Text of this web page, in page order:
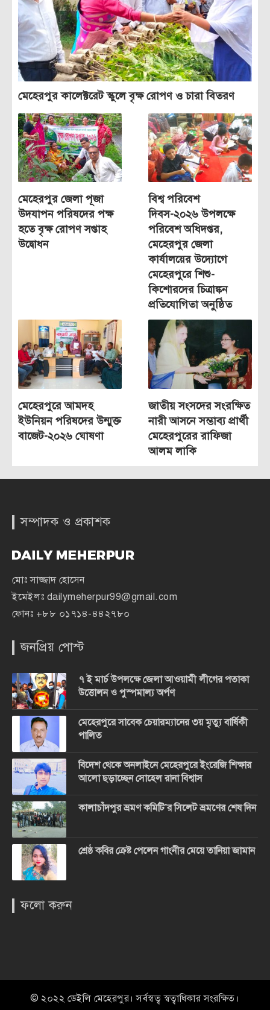
মেহেরপুর কালেক্টরেট স্কুলে বৃক্ষ রোপণ ও চারা বিতরণ
মেহেরপুর জেলা পূজা
উদযাপন পরিষদের পক্ষ
হতে বৃক্ষ রোপণ সপ্তাহ
উদ্বোধন
বিশ্ব পরিবেশ
দিবস-২০২৬ উপলক্ষে
পরিবেশ অধিদপ্তর,
মেহেরপুর জেলা
কার্যালয়ের উদ্যোগে
মেহেরপুরে শিশু-
কিশোরদের চিত্রাঙ্কন
প্রতিযোগিতা অনুষ্ঠিত
মেহেরপুরে আমদহ
ইউনিয়ন পরিষদের উন্মুক্ত
বাজেট-২০২৬ ঘোষণা
জাতীয় সংসদের সংরক্ষিত
নারী আসনে সম্ভাব্য প্রার্থী
মেহেরপুরের রাফিজা
আলম লাকি
সম্পাদক ও প্রকাশক
মোঃ সাজ্জাদ হোসেন
ইমেইলঃ dailymeherpur99@gmail.com
ফোনঃ +৮৮ ০১৭১৪-৪৪২৭৮০
জনপ্রিয় পোস্ট
৭ ই মার্চ উপলক্ষে জেলা আওয়ামী লীগের পতাকা
উত্তোলন ও পুস্পমাল্য অর্পণ
মেহেরপুরে সাবেক চেয়ারম্যানের ৩য় মৃত্যু বার্ষিকী
পালিত
বিদেশ থেকে অনলাইনে মেহেরপুরে ইংরেজি শিক্ষার
আলো ছড়াচ্ছেন সোহেল রানা বিশ্বাস
কালাচাঁদপুর ভ্রমণ কমিটি’র সিলেট ভ্রমণের শেষ দিন
শ্রেষ্ঠ কবির ক্রেষ্ট পেলেন গাংনীর মেয়ে তানিয়া জামান
ফলো করুন
© ২০২২ ডেইলি মেহেরপুর। সর্বস্বত্ব স্বত্বাধিকার সংরক্ষিত।